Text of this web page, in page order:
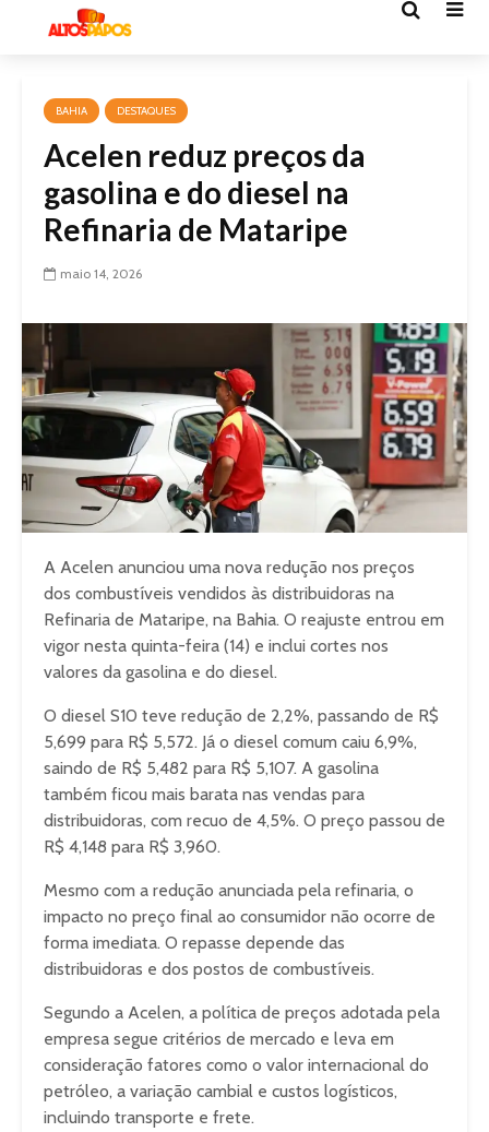
BAHIA DESTAQUES
Acelen reduz preços da
gasolina e do diesel na
Refinaria de Mataripe
maio 14, 2026
A Acelen anunciou uma nova redução nos preços
dos combustíveis vendidos às distribuidoras na
Refinaria de Mataripe, na Bahia. O reajuste entrou em
vigor nesta quinta-feira (14) e inclui cortes nos
valores da gasolina e do diesel.
O diesel S10 teve redução de 2,2%, passando de R$
5,699 para R$ 5,572. Já o diesel comum caiu 6,9%,
saindo de R$ 5,482 para R$ 5,107. A gasolina
também ficou mais barata nas vendas para
distribuidoras, com recuo de 4,5%. O preço passou de
R$ 4,148 para R$ 3,960.
Mesmo com a redução anunciada pela refinaria, o
impacto no preço final ao consumidor não ocorre de
forma imediata. O repasse depende das
distribuidoras e dos postos de combustíveis.
Segundo a Acelen, a política de preços adotada pela
empresa segue critérios de mercado e leva em
consideração fatores como o valor internacional do
petróleo, a variação cambial e custos logísticos,
incluindo transporte e frete.